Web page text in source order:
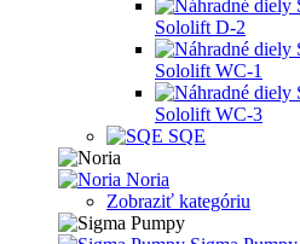
Sololift D-2
Sololift WC-1
Sololift WC-3
SQE
Noria
Zobraziť kategóriu